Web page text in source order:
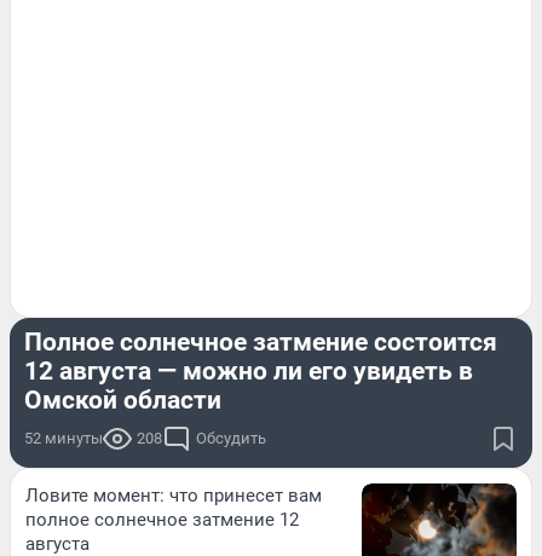
Полное солнечное затмение состоится
12 августа — можно ли его увидеть в
Омской области
52 минуты 208 Обсудить
Ловите момент: что принесет вам
полное солнечное затмение 12
августа